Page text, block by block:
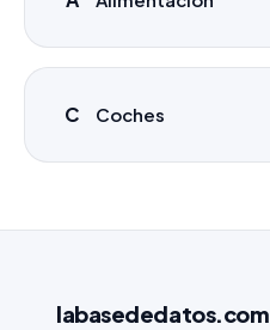
C Coches
labasededatos.com